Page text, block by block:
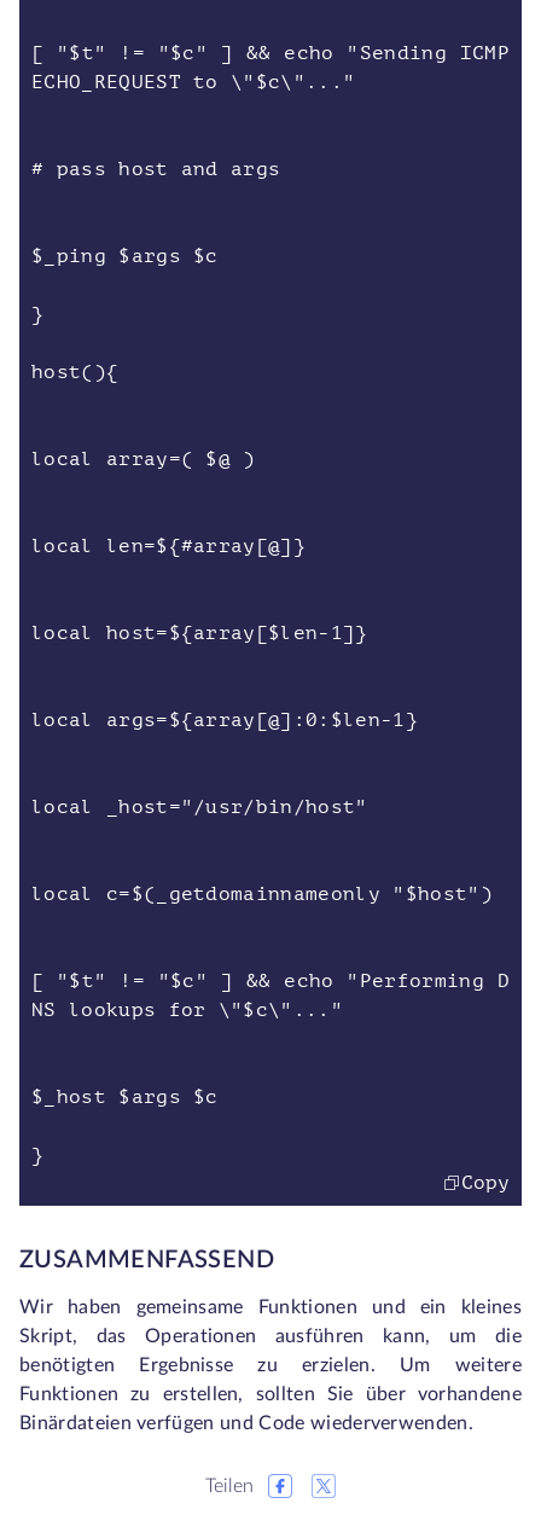
[ "$t" != "$c" ] && echo "Sending ICMP
ECHO_REQUEST to \"$c\"..."
# pass host and args
$_ping $args $c
}
host(){
local array=( $@ )
local len=${#array[@]}
local host=${array[$len-1]}
local args=${array[@]:0:$len-1}
local _host="/usr/bin/host"
local c=$(_getdomainnameonly "$host")
[ "$t" != "$c" ] && echo "Performing D
NS lookups for \"$c\"..."
$_host $args $c
}
Copy
ZUSAMMENFASSEND
Wir haben gemeinsame Funktionen und ein kleines
Skript, das Operationen ausführen kann, um die
benötigten Ergebnisse zu erzielen. Um weitere
Funktionen zu erstellen, sollten Sie über vorhandene
Binärdateien verfügen und Code wiederverwenden.
Teilen